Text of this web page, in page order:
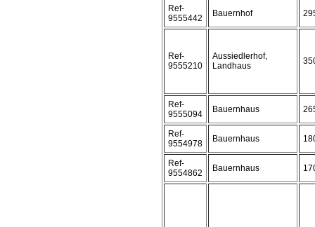
Ref-
9555442
Bauernhof
Ref-
9555210
Aussiedlerhof,
Landhaus
Ref-
9555094
Bauernhaus
Ref-
9554978
Bauernhaus
Ref-
9554862
Bauernhaus